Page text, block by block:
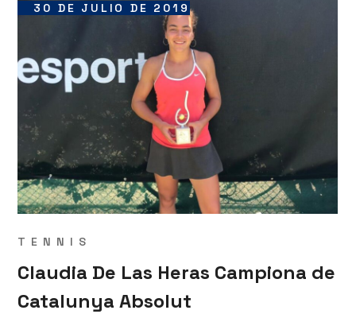
30 DE JULIO DE 2019
TENNIS
Claudia De Las Heras Campiona de
Catalunya Absolut